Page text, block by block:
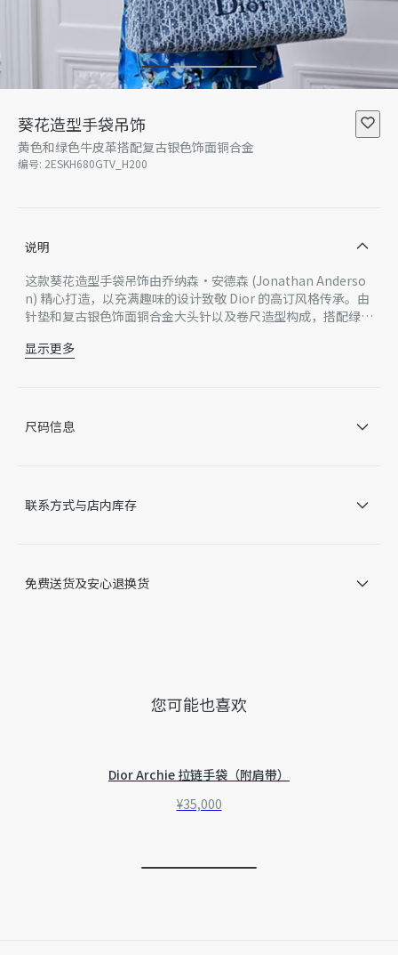
葵花造型手袋吊饰
黄色和绿色牛皮革搭配复古银色饰面铜合金
编号: 2ESKH680GTV_H200
说明
这款葵花造型手袋吊饰由乔纳森·安德森 (Jonathan Anderso
n) 精心打造，以充满趣味的设计致敬 Dior 的高订风格传承。由
针垫和复古银色饰面铜合金大头针以及卷尺造型构成，搭配绿色
牛皮革，铜合金，科技面料
针垫、大头针和卷尺造型细节
内含防尘袋
在色差、尺码误差、成分含量误差或其他细节误差，网站展示的
显示更多
尺码信息
联系方式与店内库存
免费送货及安心退换货
您可能也喜欢
Dior Archie 拉链手袋（附肩带）
¥35,000